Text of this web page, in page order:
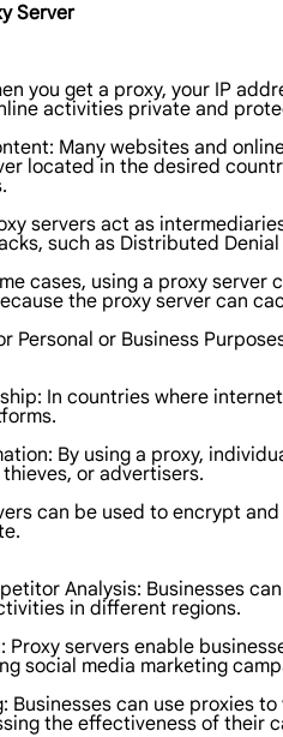
Server
you get a proxy, your IP
activities private and
Many websites and
located in the desired
servers act as
such as Distributed
cases, using a proxy
the proxy server can
Personal or Business
In countries where
By using a proxy,
or advertisers.
can be used to encrypt
Analysis: Businesses
in different regions.
Proxy servers enable
social media marketing
Businesses can use proxies
the effectiveness of their